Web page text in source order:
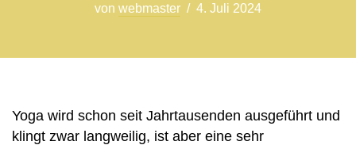
von webmaster 4. Juli 2024
Yoga wird schon seit Jahrtausenden ausgeführt und
klingt zwar langweilig, ist aber eine sehr